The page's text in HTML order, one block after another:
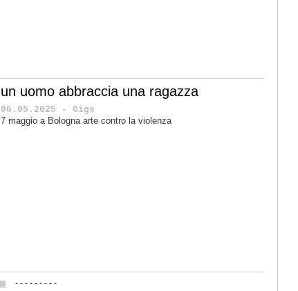
un uomo abbraccia una ragazza
06.05.2025 - Gigs
7 maggio a Bologna arte contro la violenza
- - - - - - - - -